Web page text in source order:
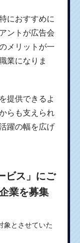
におすすめに
ントが広告会
メリットが一
業になりま
提供できるよ
らも支えられ
躍の幅を広げ
ビス」にご
業を募集
象とさせていた